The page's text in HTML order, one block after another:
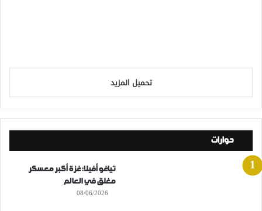
تحميل المزيد
حوارات
تياغو أفيلا: غزة أكبر معسكر
مغلق في العالم
08/06/2026